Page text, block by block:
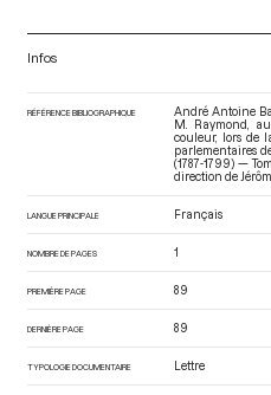
Infos
RÉFÉRENCE BIBLIOGRAPHIQUE
André Antoine
M. Raymond,
couleur, lors de
parlementaires
(1787-1799) —
direction de
LANGUE PRINCIPALE Français
NOMBRE DE PAGES 1
PREMIÈRE PAGE 89
DERNIÈRE PAGE 89
TYPOLOGIE DOCUMENTAIRE Lettre